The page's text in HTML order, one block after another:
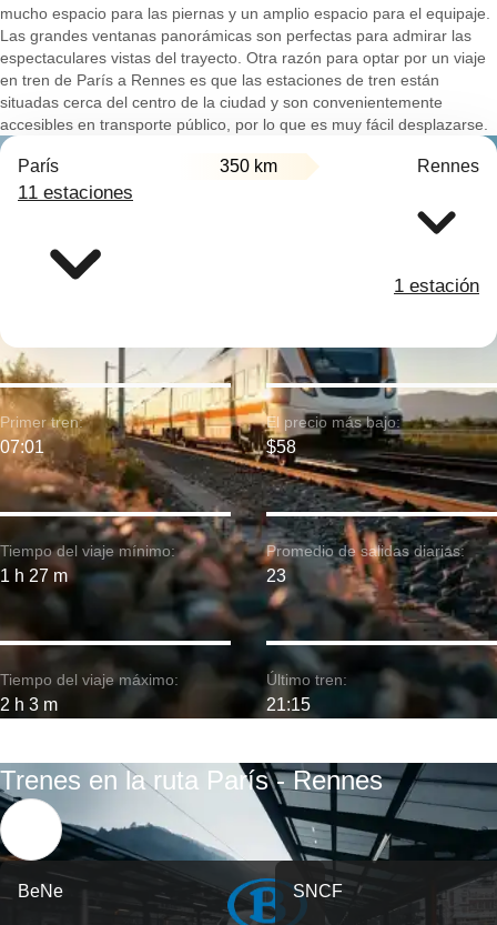
mucho espacio para las piernas y un amplio espacio para el equipaje.
Las grandes ventanas panorámicas son perfectas para admirar las
espectaculares vistas del trayecto. Otra razón para optar por un viaje
en tren de París a Rennes es que las estaciones de tren están
situadas cerca del centro de la ciudad y son convenientemente
accesibles en transporte público, por lo que es muy fácil desplazarse.
París 350 km Rennes
11 estaciones
1 estación
Tiempo del viaje mínimo:
1 h 27 m
Primer tren:
07:01
Tiempo del viaje máximo:
2 h 3 m
El precio más bajo:
$58
Promedio de salidas diarias:
23
Último tren:
21:15
Trenes en la ruta París - Rennes
BeNe SNCF